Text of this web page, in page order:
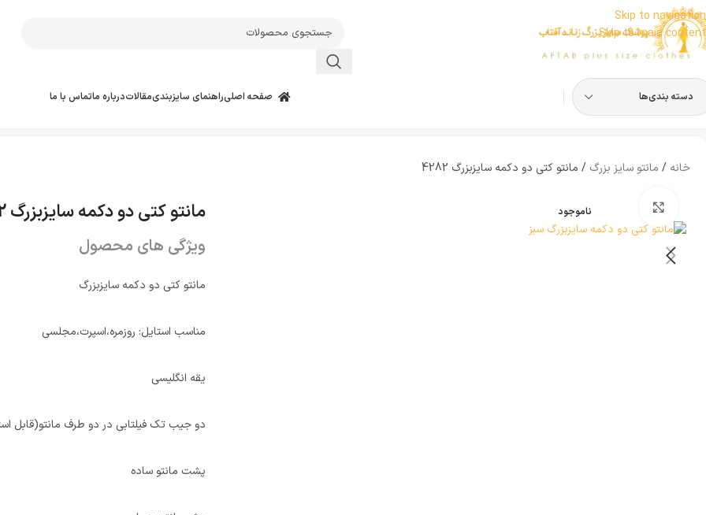
Skip to navigation
Skip to main content
دسته بندی‌ها صفحه اصلیراهنمای سایزبندیمقالاتدرباره ماتماس با ما
خانه مانتو سایز بزرگ مانتو کتی دو دکمه سایزبزرگ 4282
ناموجود
بزرگنمایی تصویر مانتو کتی دو دکمه سایزبزرگ 4282
ویژگی های محصول
مانتو کتی دو دکمه سایزبزرگ
مناسب استایل: روزمره،اسپرت،مجلسی
یقه انگلیسی
دو جیب تک فیلتابی در دو طرف مانتو(قابل
پشت مانتو ساده